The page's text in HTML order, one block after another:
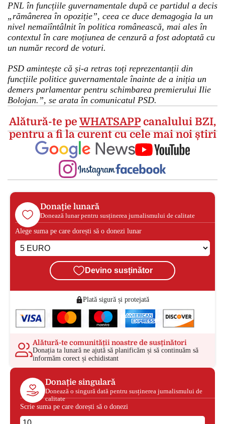
PNL în funcțiile guvernamentale după ce partidul a decis
„rămânerea în opoziție”, ceea ce duce demagogia la un
nivel nemaiîntâlnit în politica românească, mai ales în
contextul în care moțiunea de cenzură a fost adoptată cu
un număr record de voturi.
PSD amintește că și-a retras toți reprezentanții din
funcțiile politice guvernamentale înainte de a iniția un
demers parlamentar pentru schimbarea premierului Ilie
Bolojan.”, se arata în comunicatul PSD.
Alătură-te peWHATSAPPcanalului BZI,
pentru a fi la curent cu cele mai noi știri
Donație lunară
Donează lunar pentru susținerea jurnalismului de calitate
Alege suma pe care dorești să o donezi lunar
Devino susținător
Plată sigură și protejată
Alătură-te comunității noastre de susținători
Donația ta lunară ne ajută să planificăm și să continuăm să
informăm corect și echidistant
Donație singulară
Donează o singură dată pentru susținerea jurnalismului de
calitate
Scrie suma pe care dorești să o donezi